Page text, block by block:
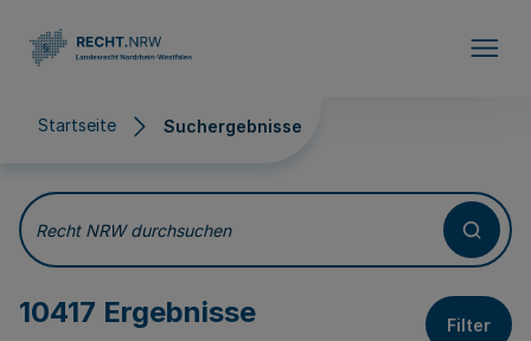
Startseite Suchergebnisse
Suchergebnisse
Recht NRW durchsuchen
10417 Ergebnisse Filter